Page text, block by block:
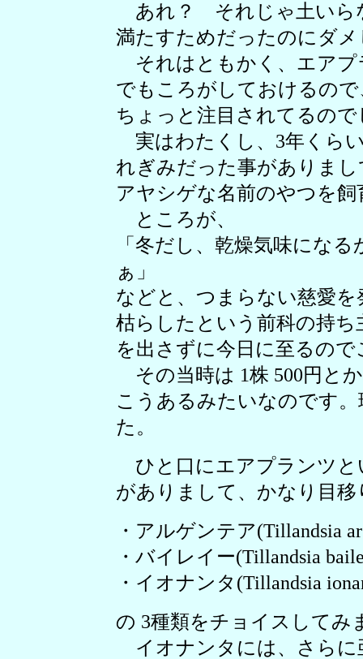
あれ？ それじゃ土いら
満たすためだったのにダ
それはともかく、エアプ
でもころがしておけるの
ちょっと注目されてるの
実はわたくし、3年くら
れぎみだった事がありま
アヤシゲな名前のやつを
ところが、
「冬だし、乾燥気味にな
ぁ」
などと、つまらない慈愛
枯らしたという前科の持
を出さずに今日に至るので
その当時は 1株 500円と
こうあるみたいなのです
た。
ひと口にエアプランツと
がありまして、かなり目
・アルゲンテア(Tillandsia
・バイレイー(Tillandsia
・イオナンタ(Tillandsia
の 3種類をチョイスしてみ
イオナンタには、さらに